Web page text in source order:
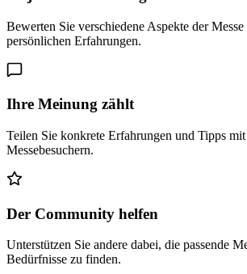
Bewerten Sie verschiedene Aspekte der
persönlichen Erfahrungen.
Ihre Meinung zählt
Teilen Sie konkrete Erfahrungen und Tipps
Messebesuchern.
Der Community helfen
Unterstützen Sie andere dabei, die passende
Bedürfnisse zu finden.